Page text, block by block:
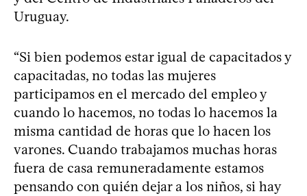
Uruguay.
“Si bien podemos estar igual de capacitados y
capacitadas, no todas las mujeres
participamos en el mercado del empleo y
cuando lo hacemos, no todas lo hacemos la
misma cantidad de horas que lo hacen los
varones. Cuando trabajamos muchas horas
fuera de casa remuneradamente estamos
pensando con quién dejar a los niños, si hay